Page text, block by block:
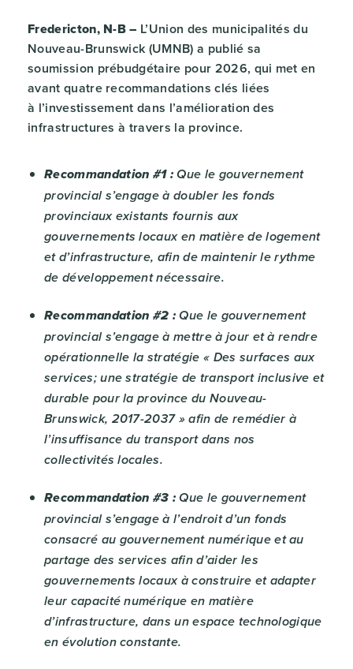
Fredericton, N-B – L’Union des municipalités du
Nouveau-Brunswick (UMNB) a publié sa
soumission prébudgétaire pour 2026, qui met en
avant quatre recommandations clés liées
à l’investissement dans l’amélioration des
infrastructures à travers la province.
Recommandation #1 :Que le gouvernement
provincial s’engage à doubler les fonds
provinciaux existants fournis aux
gouvernements locaux en matière de logement
et d’infrastructure, afin de maintenir le rythme
de développement nécessaire.
Recommandation #2 : Que le gouvernement
provincial s’engage à mettre à jour et à rendre
opérationnelle la stratégie « Des surfaces aux
services; une stratégie de transport inclusive et
durable pour la province du Nouveau-
Brunswick, 2017-2037 » afin de remédier à
l’insuffisance du transport dans nos
collectivités locales.
Recommandation #3 :Que le gouvernement
provincial s’engage à l’endroit d’un fonds
consacré au gouvernement numérique et au
partage des services afin d’aider les
gouvernements locaux à construire et adapter
leur capacité numérique en matière
d’infrastructure, dans un espace technologique
en évolution constante.